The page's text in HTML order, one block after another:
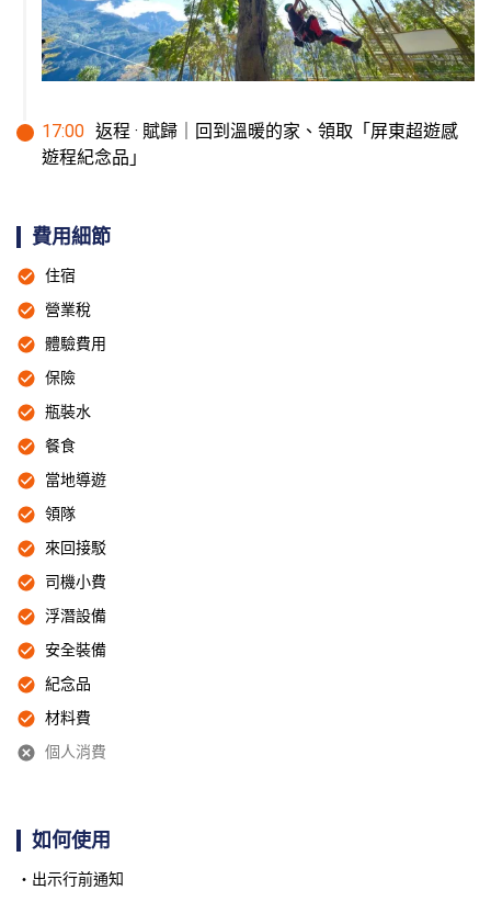
17:00 返程 · 賦歸｜回到溫暖的家、領取「屏東超遊感
遊程紀念品」
費用細節
住宿
營業稅
體驗費用
保險
瓶裝水
餐食
當地導遊
領隊
來回接駁
司機小費
浮潛設備
安全裝備
紀念品
材料費
個人消費
如何使用
出示行前通知